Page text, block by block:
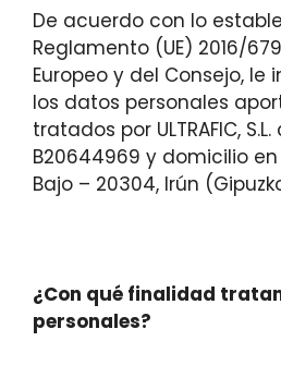
De acuerdo con lo
Reglamento (UE) 2016/
Europeo y del Consejo,
los datos personales
tratados por ULTRAFIC, S.L.
B20644969 y domicilio en
Bajo – 20304, Irún
¿Con qué finalidad
personales?